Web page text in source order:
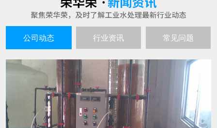
公司动态 行业资讯 常见问题